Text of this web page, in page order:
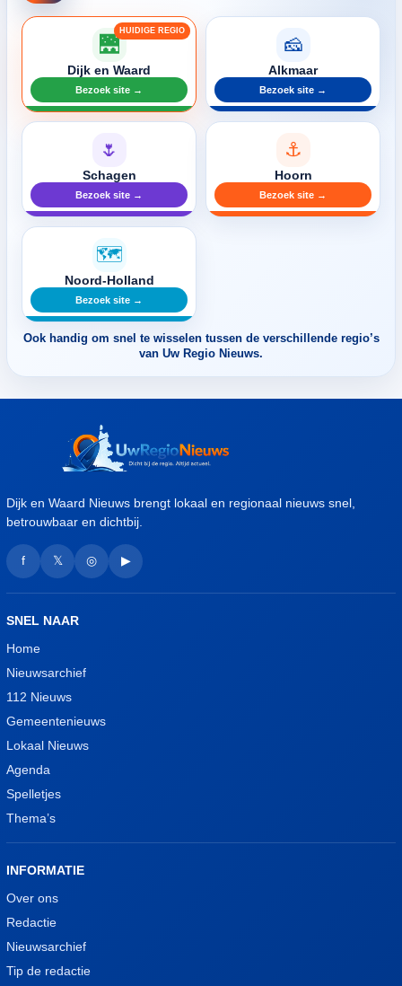
🌉
Dijk en Waard
Bezoek site →
🧀
Alkmaar
Bezoek site →
🌷
Schagen
Bezoek site →
⚓
Hoorn
Bezoek site →
🗺️
Noord-Holland
Bezoek site →
Ook handig om snel te wisselen tussen de verschillende regio’s
van Uw Regio Nieuws.
Dijk en Waard Nieuws brengt lokaal en regionaal nieuws snel,
betrouwbaar en dichtbij.
f 𝕏 ◎ ▶
SNEL NAAR
Home
Nieuwsarchief
112 Nieuws
Gemeentenieuws
Lokaal Nieuws
Agenda
Spelletjes
Thema’s
INFORMATIE
Over ons
Redactie
Nieuwsarchief
Tip de redactie